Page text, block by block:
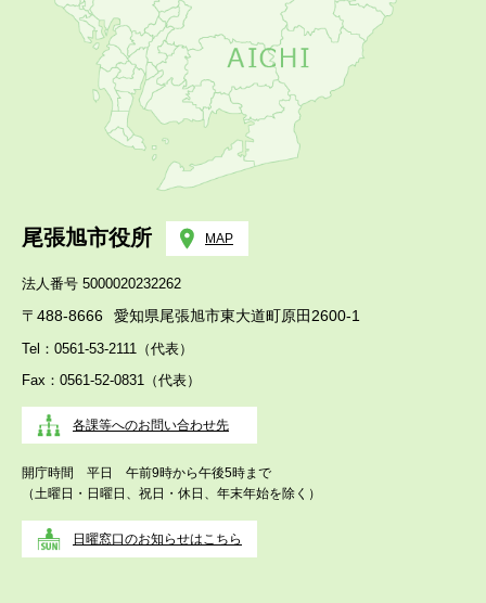
尾張旭市役所 MAP
法人番号 5000020232262
〒488-8666 愛知県尾張旭市東大道町原田2600-1
Tel：0561-53-2111（代表）
Fax：0561-52-0831（代表）
各課等へのお問い合わせ先
開庁時間 平日 午前9時から午後5時まで
（土曜日・日曜日、祝日・休日、年末年始を除く）
日曜窓口のお知らせはこちら